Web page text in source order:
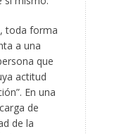
toda forma
a una
que
actitud
En una
de
de la